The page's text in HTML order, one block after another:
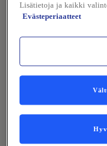
Säädettävä
juuri tarpeidesi
illanvietto, kokous
Tutustu myös
Lisätietoja ja kaikki
Evästeperiaatteet